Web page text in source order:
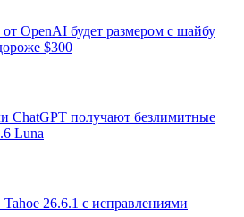
OpenAI будет размером с шайбу
$300
ChatGPT получают безлимитные
Luna
26.6.1 с исправлениями